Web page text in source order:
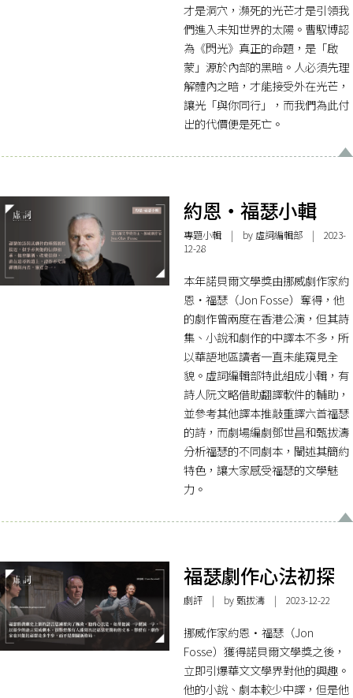
才是洞穴，瀕死的光芒才是引領我
們進入未知世界的太陽。曹馭博認
為《閃光》真正的命題，是「啟
蒙」源於內部的黑暗。人必須先理
解體內之暗，才能接受外在光芒，
讓光「與你同行」，而我們為此付
出的代價便是死亡。
約恩・福瑟小輯
專題小輯| by 虛詞編輯部 | 2023-
12-28
本年諾貝爾文學獎由挪威劇作家約
恩・福瑟（Jon Fosse）奪得，他
的劇作曾兩度在香港公演，但其詩
集、小說和劇作的中譯本不多，所
以華語地區讀者一直未能窺見全
貌。虛詞編輯部特此組成小輯，有
詩人阮文略借助翻譯軟件的輔助，
並參考其他譯本推敲重譯六首福瑟
的詩，而劇場編劇鄧世昌和甄拔濤
分析福瑟的不同劇本，闡述其簡約
特色，讓大家感受福瑟的文學魅
力。
福瑟劇作心法初探
劇評| by甄拔濤| 2023-12-22
挪威作家約恩·福瑟（Jon
Fosse）獲得諾貝爾文學獎之後，
立即引爆華文文學界對他的興趣。
他的小說、劇本較少中譯，但是他